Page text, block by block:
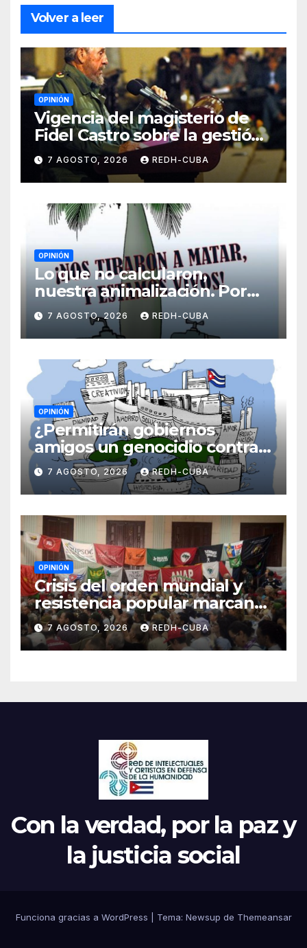
Volver a leer
OPINIÓN
Vigencia del magisterio de
Fidel Castro sobre la gestión
del liderazgo revolucionario.
Por Jorge Luís Guach Estévez
7 AGOSTO, 2026 REDH-CUBA
OPINIÓN
Lo que no calcularon,
nuestra animalización. Por
Laidi Fernández de Juan
7 AGOSTO, 2026 REDH-CUBA
OPINIÓN
¿Permitirán gobiernos
amigos un genocidio contra
Cuba? Por Hedelberto López
Blanch
7 AGOSTO, 2026 REDH-CUBA
OPINIÓN
Crisis del orden mundial y
resistencia popular marcan
el inicio de la IV Asamblea
Continental de ALBA
Movimientos en Cuba
7 AGOSTO, 2026 REDH-CUBA
Con la verdad, por la paz y
la justicia social
Funciona gracias a WordPress Tema: Newsup de Themeansar